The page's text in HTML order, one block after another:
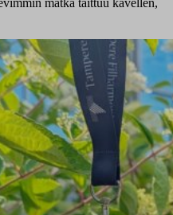
matka taittuu kävellen,